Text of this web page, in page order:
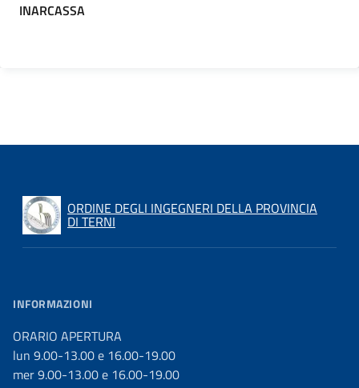
INARCASSA
ORDINE DEGLI INGEGNERI DELLA PROVINCIA
DI TERNI
INFORMAZIONI
ORARIO APERTURA
lun 9.00-13.00 e 16.00-19.00
mer 9.00-13.00 e 16.00-19.00